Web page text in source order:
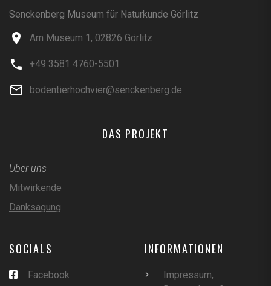
Senckenberg Museum für Naturkunde Görlitz
Am Museum 1, 02826 Görlitz
+49 3581 4760-5501
bodentierhochvier@senckenberg.de
DAS PROJEKT
Über uns
Mitwirkende
Danksagung
SOCIALS
Facebook
INFORMATIONEN
Impressum,